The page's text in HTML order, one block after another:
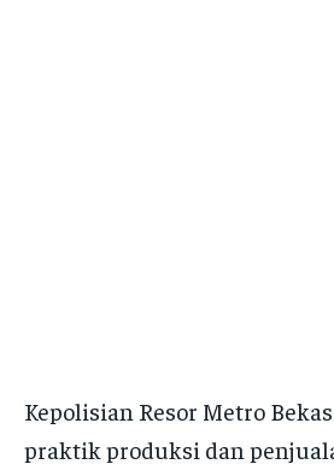
Kepolisian Resor Metro
praktik produksi dan